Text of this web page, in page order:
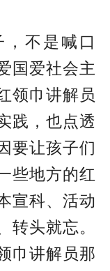
不是喊口
国爱社会主
领巾讲解员
践，也点透
要让孩子们
些地方的红
宣科、活动
转头就忘。
巾讲解员那